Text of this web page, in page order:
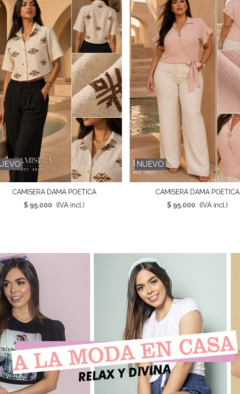
Favorito
CAMISERA DAMA POETICA
$ 95.000
(IVA incl.)
NUEVO
Favorito
CAMISERA DAMA POETICA
$ 95.000
(IVA incl.)